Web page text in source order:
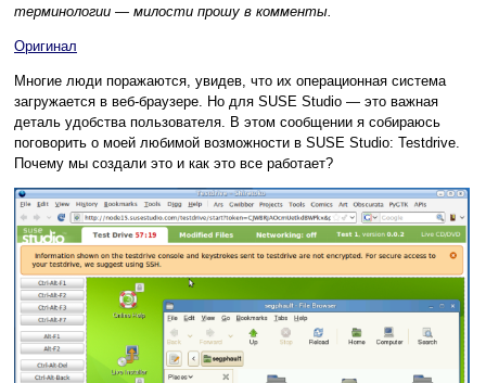
терминологии — милости прошу в комменты.
Оригинал
Многие люди поражаются, увидев, что их операционная система
загружается в веб-браузере. Но для SUSE Studio — это важная
деталь удобства пользователя. В этом сообщении я собираюсь
поговорить о моей любимой возможности в SUSE Studio: Testdrive.
Почему мы создали это и как это все работает?